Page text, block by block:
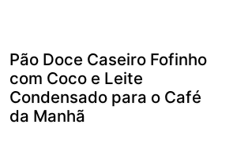
Pão Doce Caseiro Fofinho
com Coco e Leite
Condensado para o Café
da Manhã